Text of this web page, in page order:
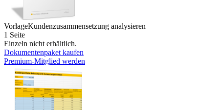
VorlageKundenzusammensetzung analysieren
1 Seite
Einzeln nicht erhältlich.
Dokumentenpaket kaufen
Premium-Mitglied werden